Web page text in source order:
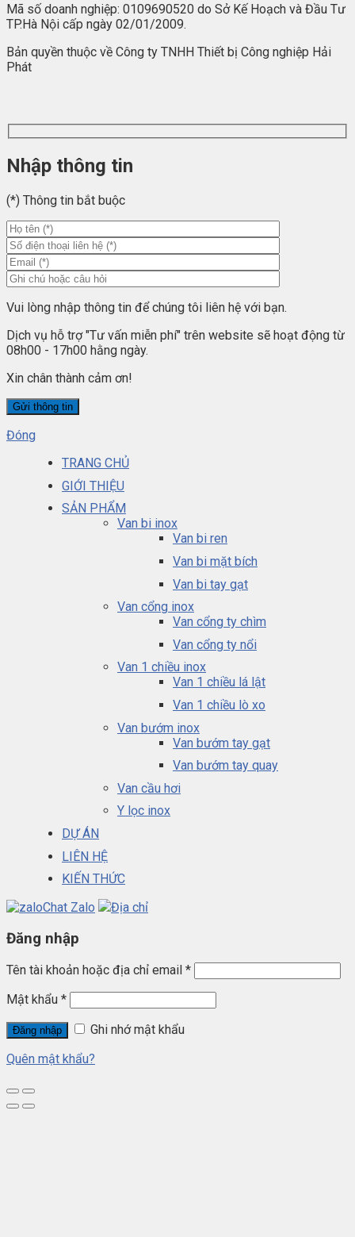
Mã số doanh nghiệp: 0109690520 do Sở Kế Hoạch và Đầu Tư
TP.Hà Nội cấp ngày 02/01/2009.
Bản quyền thuộc về Công ty TNHH Thiết bị Công nghiệp Hải
Phát
Nhập thông tin
(*) Thông tin bắt buộc
Vui lòng nhập thông tin để chúng tôi liên hệ với bạn.
Dịch vụ hỗ trợ "Tư vấn miễn phí" trên website sẽ hoạt động từ
08h00 - 17h00 hằng ngày.
Xin chân thành cảm ơn!
Đóng
TRANG CHỦ
GIỚI THIỆU
SẢN PHẨM
Van bi inox
Van bi ren
Van bi mặt bích
Van bi tay gạt
Van cổng inox
Van cổng ty chìm
Van cổng ty nổi
Van 1 chiều inox
Van 1 chiều lá lật
Van 1 chiều lò xo
Van bướm inox
Van bướm tay gạt
Van bướm tay quay
Van cầu hơi
Y lọc inox
DỰ ÁN
LIÊN HỆ
KIẾN THỨC
Chat Zalo
Địa chỉ
Đăng nhập
Tên tài khoản hoặc địa chỉ email *
Mật khẩu *
Đăng nhập
Ghi nhớ mật khẩu
Quên mật khẩu?